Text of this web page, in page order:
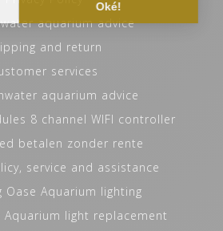
aquarium advice
and return
services
aquarium advice
8 channel WIFI controller
betalen zonder rente
service and assistance
Oase Aquarium lighting
Aquarium light replacement